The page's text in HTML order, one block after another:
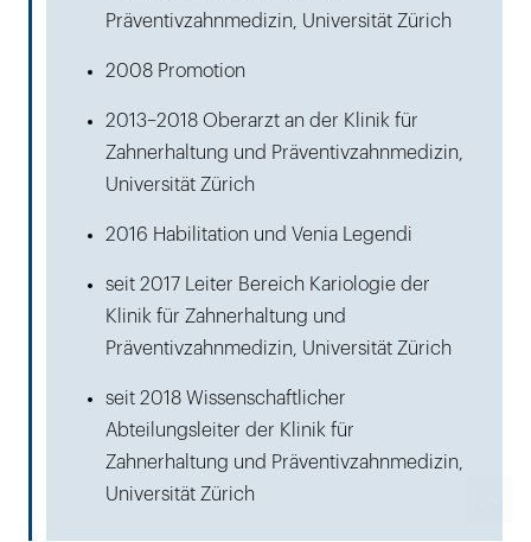
Präventivzahnmedizin, Universität Zürich
2008 Promotion
2013–2018 Oberarzt an der Klinik für
Zahnerhaltung und Präventivzahnmedizin,
Universität Zürich
2016 Habilitation und Venia Legendi
seit 2017 Leiter Bereich Kariologie der
Klinik für Zahnerhaltung und
Präventivzahnmedizin, Universität Zürich
seit 2018 Wissenschaftlicher
Abteilungsleiter der Klinik für
Zahnerhaltung und Präventivzahnmedizin,
Universität Zürich